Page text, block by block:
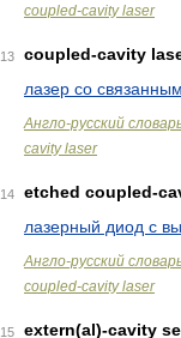
coupled-cavity laser
13
coupled-cavity
лазер со
Англо-русский
cavity laser
14
etched coupled-
лазерный диод с
Англо-русский
coupled-cavity laser
15 extern(al)-cavity